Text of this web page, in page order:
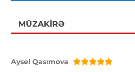
MÜZAKIRƏ
Aysel Qasımova